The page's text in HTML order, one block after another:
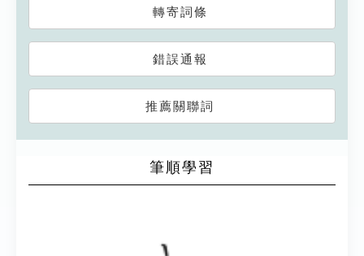
轉寄詞條
錯誤通報
推薦關聯詞
筆順學習